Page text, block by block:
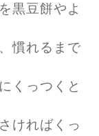
黒豆餅やよ
れるまで
っつくと
ればくっ